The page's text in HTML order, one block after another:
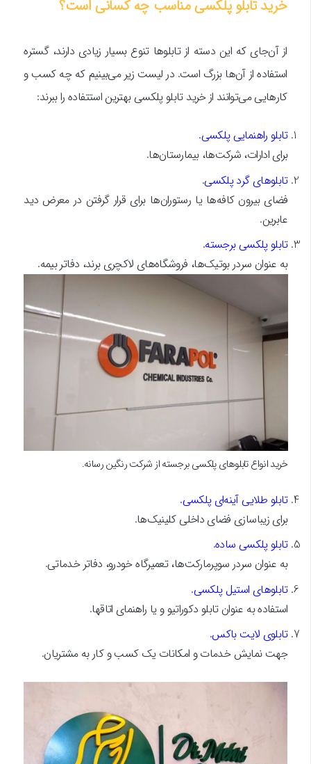
خرید تابلو پلکسی مناسب چه کسانی است؟
از آن‌جای که این دسته از تابلوها تنوع بسیار زیادی دارند، گستره
استفاده از آن‌ها بزرگ است. در لیست زیر می‌بینیم که چه کسب و
کارهایی می‌توانند از خرید تابلو پلکسی بهترین استتفاده را ببرند:
تابلو راهنمایی پلکسی.
برای ادارات، شرکت‌ها، بیمارستان‌ها.
تابلوهای گرد پلکسی.
فضای بیرون کافه‌ها یا رستوران‌ها برای قرار گرفتن در معرض دید
عابرین.
تابلو پلکسی برجسته.
به عنوان سردر بوتیک‌ها، فروشگاه‌های لاکچری برند، دفاتر بیمه.
خرید انواع تابلوهای پلکسی برجسته از شرکت رنگین رسانه.
تابلو طلایی آینه‌ای پلکسی.
برای زیباسازی فضای داخلی کلینیک‌ها.
تابلو پلکسی ساده.
به عنوان سردر سوپرمارکت‌ها، تعمیرگاه خودرو، دفاتر خدماتی.
تابلوهای استیل پلکسی.
استفاده به عنوان تابلو دکوراتیو و یا راهنمای اتاقها.
تابلوی لایت باکس.
جهت نمایش خدمات و امکانات یک کسب و کار به مشتریان.